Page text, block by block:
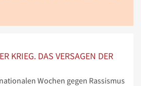
KRIEG. DAS VERSAGEN DER
Wochen gegen Rassismus